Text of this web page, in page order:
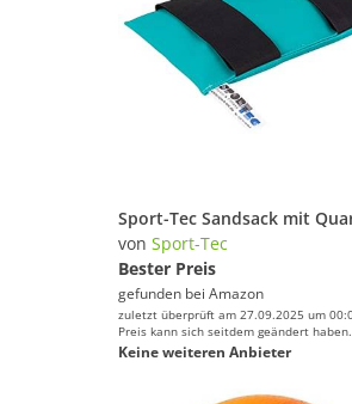
von Sport-Tec
Bester Preis
gefunden bei Amazon
zuletzt überprüft am 27.09.2025 um
Preis kann sich seitdem geändert haben.
Keine weiteren Anbieter